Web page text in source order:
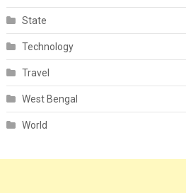
State
Technology
Travel
West Bengal
World